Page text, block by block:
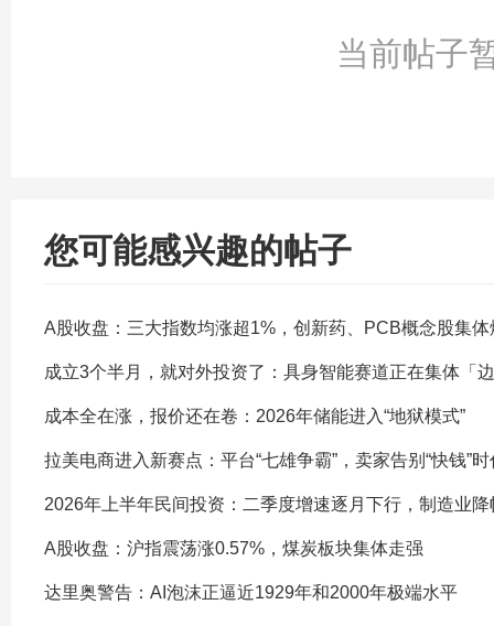
当前帖子
您可能感兴趣的帖子
A股收盘：三大指数均涨超1%，创新药、PCB概念股集体
成立3个半月，就对外投资了：具身智能赛道正在集体「
成本全在涨，报价还在卷：2026年储能进入“地狱模式”
拉美电商进入新赛点：平台“七雄争霸”，卖家告别“快钱”时
2026年上半年民间投资：二季度增速逐月下行，制造业降
A股收盘：沪指震荡涨0.57%，煤炭板块集体走强
达里奥警告：AI泡沫正逼近1929年和2000年极端水平